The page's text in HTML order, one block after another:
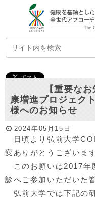
【重要な
康増進プロジェク
様へのお知らせ
2024年05月15日
日頃より弘前大学
変ありがとうございます
このお願いは2017年
診へご参加いただいた
弘前大学では下記の